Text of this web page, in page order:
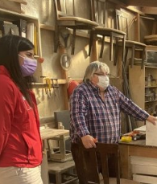
DE FOTOS
MÓVIL